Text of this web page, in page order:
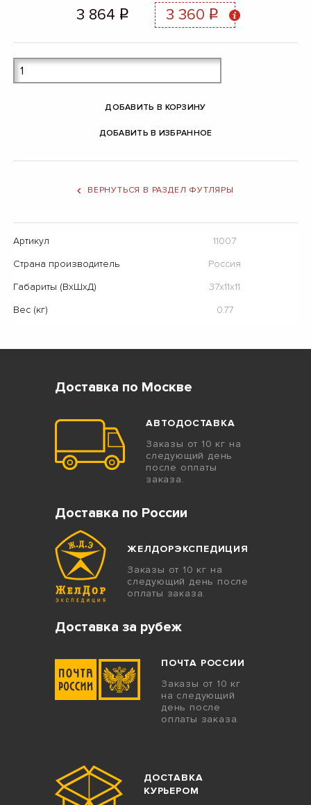
3 864 q 3 360 q
ДОБАВИТЬ В КОРЗИНУ
ДОБАВИТЬ В ИЗБРАННОЕ
ВЕРНУТЬСЯ В РАЗДЕЛ ФУТЛЯРЫ
Артикул
11007
Страна производитель
Россия
Габариты (ВхШхД)
37х11х11
Вес (кг)
0.77
Доставка по Москве
АВТОДОСТАВКА
Заказы от 10 кг на
следующий день
после оплаты
заказа.
Доставка по России
ЖЕЛДОРЭКСПЕДИЦИЯ
Заказы от 10 кг на
следующий день после
оплаты заказа.
Доставка за рубеж
ПОЧТА РОССИИ
Заказы от 10 кг
на следующий
день после
оплаты заказа.
ДОСТАВКА
КУРЬЕРОМ